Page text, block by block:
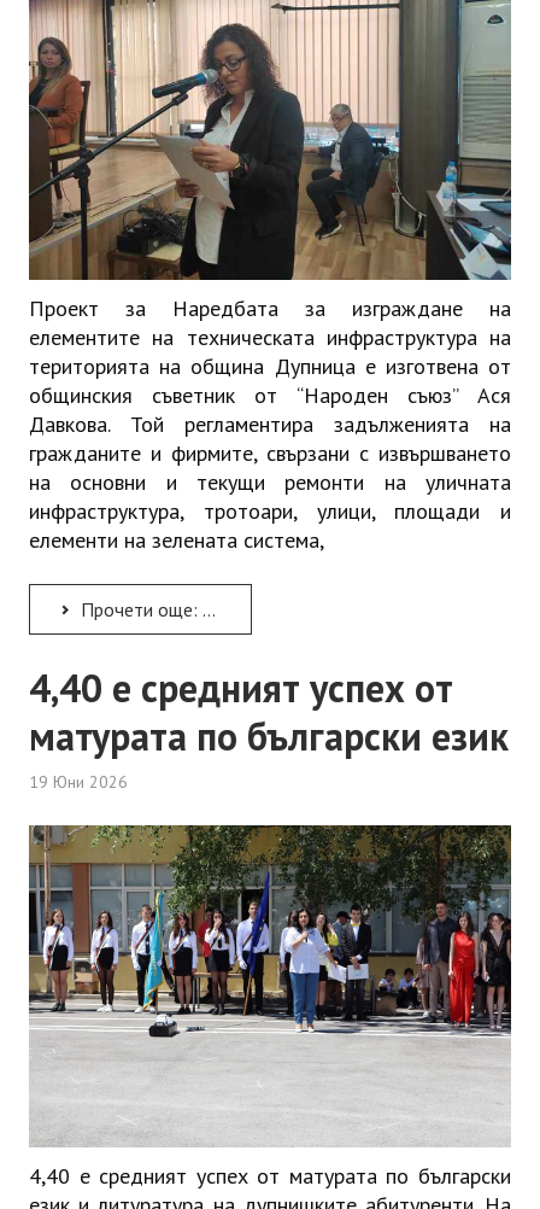
Проект за Наредбата за изграждане на
елементите на техническата инфраструктура на
територията на община Дупница е изготвена от
общинския съветник от “Народен съюз” Ася
Давкова. Той регламентира задълженията на
гражданите и фирмите, свързани с извършването
на основни и текущи ремонти на уличната
инфраструктура, тротоари, улици, площади и
елементи на зелената система,
Прочети още: Ася Давкова от “Народен съюз” с проект за нова общинска наредба
4,40 е средният успех от
матурата по български език
19 Юни 2026
4,40 е средният успех от матурата по български